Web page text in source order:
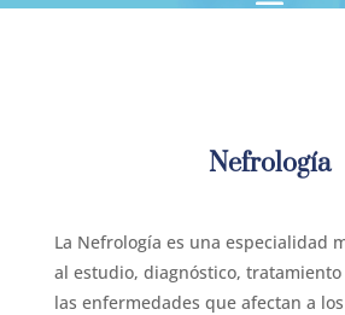
Nefrología
La Nefrología es una especialidad
al estudio, diagnóstico,
las enfermedades que afectan a